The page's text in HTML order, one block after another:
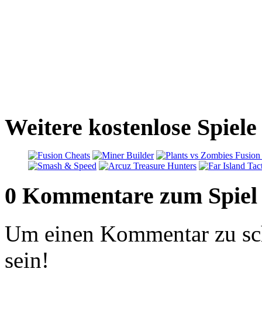
Weitere kostenlose
0 Kommentare zum Spiel
Um einen Kommentar zu
sein!